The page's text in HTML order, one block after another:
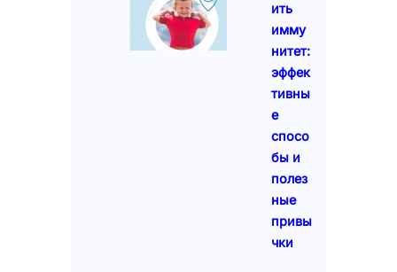
ить
имму
нитет:
эффек
тивны
е
спосо
бы и
полез
ные
привы
чки